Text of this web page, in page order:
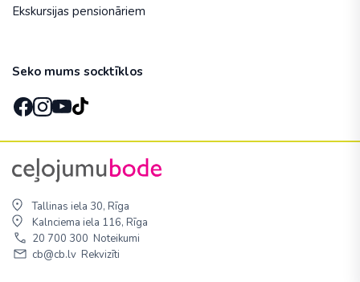
Ekskursijas pensionāriem
Seko mums socktīklos
Tallinas iela 30, Rīga
Kalnciema iela 116, Rīga
20 700 300 Noteikumi
cb@cb.lv Rekvizīti